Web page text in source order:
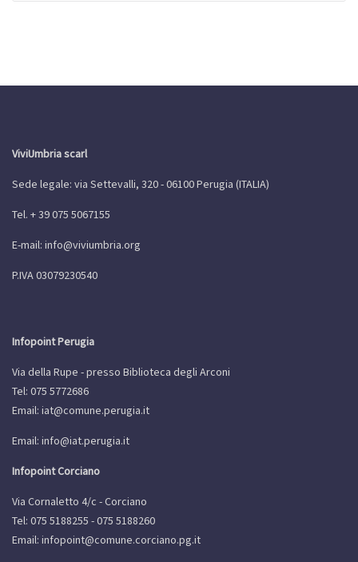
ViviUmbria scarl
Sede legale: via Settevalli, 320 - 06100 Perugia (ITALIA)
Tel. + 39 075 5067155
E-mail: info@viviumbria.org
P.IVA 03079230540
Infopoint Perugia
Via della Rupe - presso Biblioteca degli Arconi
Tel: 075 5772686
Email: iat@comune.perugia.it
Email: info@iat.perugia.it
Infopoint Corciano
Via Cornaletto 4/c - Corciano
Tel: 075 5188255 - 075 5188260
Email: infopoint@comune.corciano.pg.it